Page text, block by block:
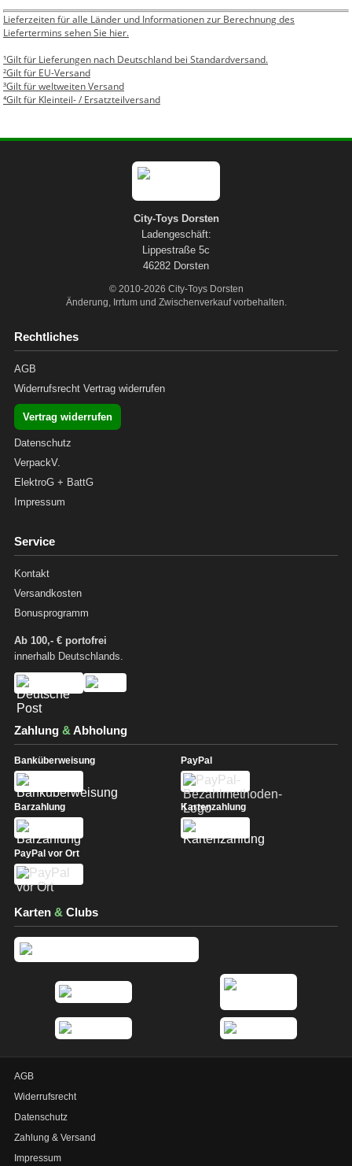
Lieferzeiten für alle Länder und Informationen zur Berechnung des
Liefertermins sehen Sie hier.
¹Gilt für Lieferungen nach Deutschland bei Standardversand.
²Gilt für EU-Versand
³Gilt für weltweiten Versand
⁴Gilt für Kleinteil- / Ersatzteilversand
City-Toys Dorsten
Ladengeschäft:
Lippestraße 5c
46282 Dorsten
© 2010-2026 City-Toys Dorsten
Änderung, Irrtum und Zwischenverkauf vorbehalten.
Rechtliches
AGB
Widerrufsrecht Vertrag widerrufen
Vertrag widerrufen
Datenschutz
VerpackV.
ElektroG + BattG
Impressum
Service
Kontakt
Versandkosten
Bonusprogramm
Ab 100,- € portofrei
innerhalb Deutschlands.
Zahlung &Abholung
Banküberweisung PayPal
Barzahlung Kartenzahlung
PayPal vor Ort
Karten & Clubs
AGB
Widerrufsrecht
Datenschutz
Zahlung & Versand
Impressum